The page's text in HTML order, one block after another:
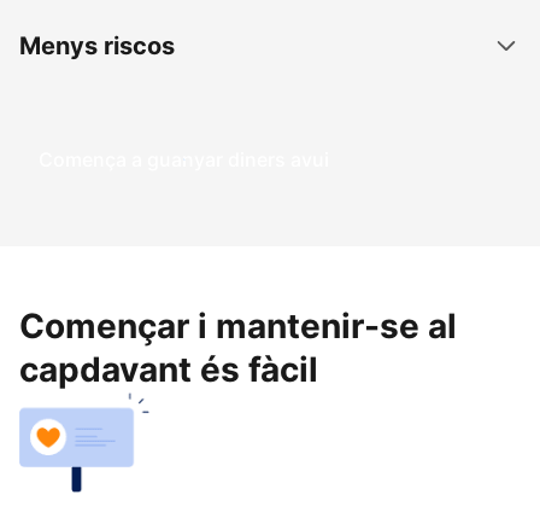
Menys riscos
Comença a guanyar diners avui
Començar i mantenir-se al
capdavant és fàcil